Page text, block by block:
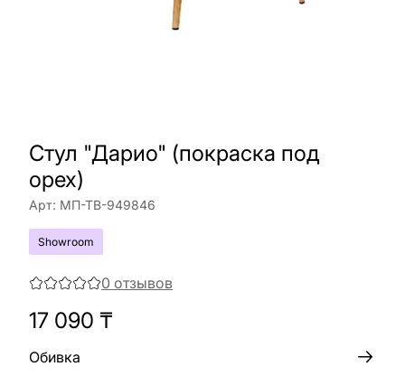
Стул "Дарио" (покраска под
орех)
Арт: МП-ТВ-949846
Showroom
0 отзывов
17 090 ₸
Обивка